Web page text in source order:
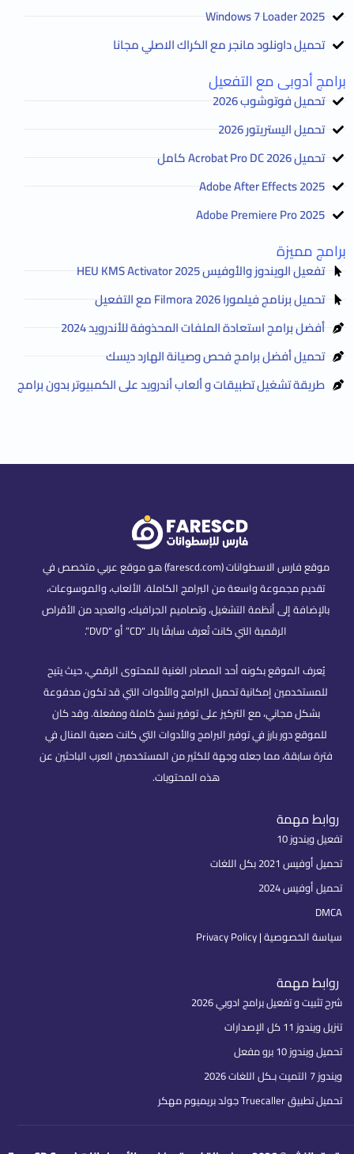
2025 Windows 7 Loader
تحميل داونلود مانجر مع الكراك الاصلي مجانا
برامج أدوبى مع التفعيل
تحميل فوتوشوب 2026
تحميل اليستريتور 2026
تحميل Acrobat Pro DC 2026 كامل
Adobe After Effects 2025
Adobe Premiere Pro 2025
برامج مميزة
تفعيل الويندوز والأوفيس HEU KMS Activator 2025
تحميل برنامج فيلمورا Filmora 2026 مع التفعيل
أفضل برامج استعادة الملفات المحذوفة للأندرويد 2024
تحميل أفضل برامج فحص وصيانة الهارد ديسك
طريقة تشغيل تطبيقات و ألعاب أندرويد على الكمبيوتر بدون برامج
موقع فارس الاسطوانات (farescd.com) هو موقع عربي متخصص في
تقديم مجموعة واسعة من البرامج الكاملة، الألعاب، والموسوعات،
بالإضافة إلى أنظمة التشغيل، وتصاميم الجرافيك، والعديد من الأقراص
الرقمية التي كانت تُعرف سابقًا بالـ “CD” أو “DVD”.
يُعرف الموقع بكونه أحد المصادر الغنية للمحتوى الرقمي، حيث يتيح
للمستخدمين إمكانية تحميل البرامج والأدوات التي قد تكون مدفوعة
بشكل مجاني، مع التركيز على توفير نسخ كاملة ومفعلة. وقد كان
للموقع دور بارز في توفير البرامج والأدوات التي كانت صعبة المنال في
فترة سابقة، مما جعله وجهة للكثير من المستخدمين العرب الباحثين عن
هذه المحتويات.
روابط مهمة
تفعيل ويندوز 10
تحميل أوفيس 2021 بكل اللغات
تحميل أوفيس 2024
DMCA
سياسة الخصوصية | Privacy Policy
روابط مهمة
شرح تثبيت و تفعيل برامج ادوبي 2026
تنزيل ويندوز 11 كل الإصدارات
تحميل ويندوز 10 برو مفعل
ويندوز 7 التميت بـكل اللغات 2026
تحميل تطبيق Truecaller جولد بريميوم مهكر